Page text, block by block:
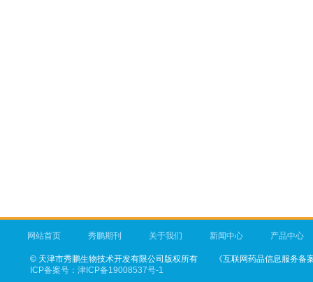
网站首页 秀鹏期刊 关于我们 新闻中心 产品中心
© 天津市秀鹏生物技术开发有限公司 版权所有
《互联网药品信息服务
ICP备案号： 津ICP备19008537号-1